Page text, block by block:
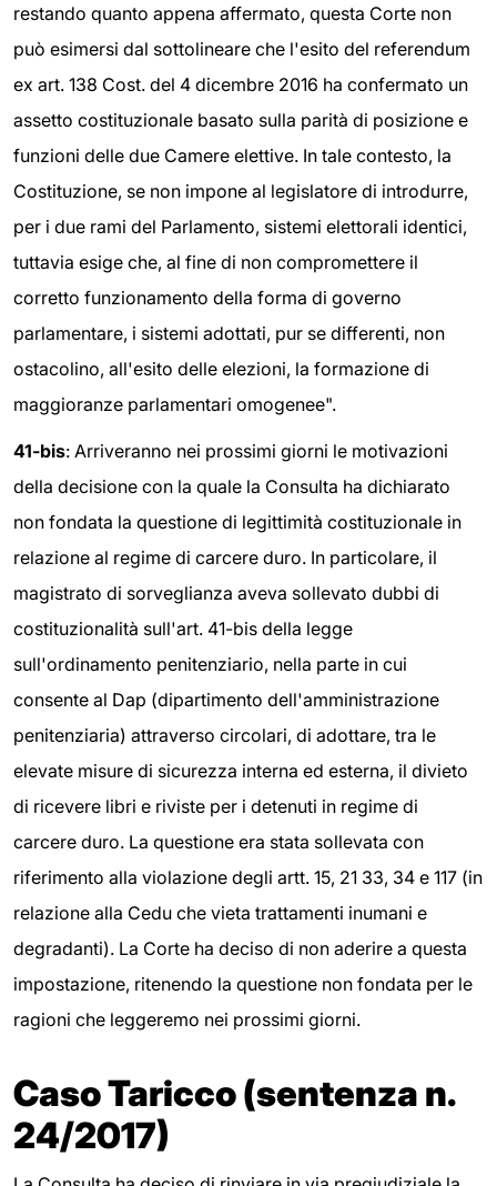
restando quanto appena affermato, questa Corte non
può esimersi dal sottolineare che l'esito del referendum
ex art. 138 Cost. del 4 dicembre 2016 ha confermato un
assetto costituzionale basato sulla parità di posizione e
funzioni delle due Camere elettive. In tale contesto, la
Costituzione, se non impone al legislatore di introdurre,
per i due rami del Parlamento, sistemi elettorali identici,
tuttavia esige che, al fine di non compromettere il
corretto funzionamento della forma di governo
parlamentare, i sistemi adottati, pur se differenti, non
ostacolino, all'esito delle elezioni, la formazione di
maggioranze parlamentari omogenee".
41-bis: Arriveranno nei prossimi giorni le motivazioni
della decisione con la quale la Consulta ha dichiarato
non fondata la questione di legittimità costituzionale in
relazione al regime di carcere duro. In particolare, il
magistrato di sorveglianza aveva sollevato dubbi di
costituzionalità sull'art. 41-bis della legge
sull'ordinamento penitenziario, nella parte in cui
consente al Dap (dipartimento dell'amministrazione
penitenziaria) attraverso circolari, di adottare, tra le
elevate misure di sicurezza interna ed esterna, il divieto
di ricevere libri e riviste per i detenuti in regime di
carcere duro. La questione era stata sollevata con
riferimento alla violazione degli artt. 15, 21 33, 34 e 117 (in
relazione alla Cedu che vieta trattamenti inumani e
degradanti). La Corte ha deciso di non aderire a questa
impostazione, ritenendo la questione non fondata per le
ragioni che leggeremo nei prossimi giorni.
Caso Taricco (sentenza n.
24/2017)